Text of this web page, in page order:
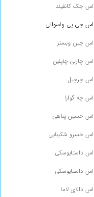
جک کانفیلد
جی پی واسوانی
جین وبستر
چارلی چاپلین
چرچیل
چه گوارا
حسین پناهی
خسرو شکیبایی
داستایوسكی
داستایوسکی
دالای لاما